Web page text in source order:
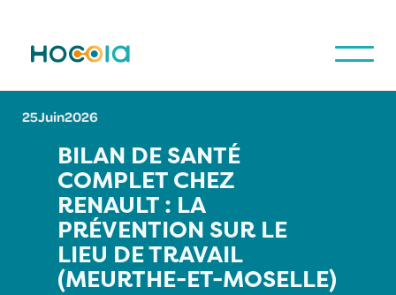
25Juin2026
BILAN DE SANTÉ
COMPLET CHEZ
RENAULT : LA
PRÉVENTION SUR LE
LIEU DE TRAVAIL
(MEURTHE-ET-MOSELLE)